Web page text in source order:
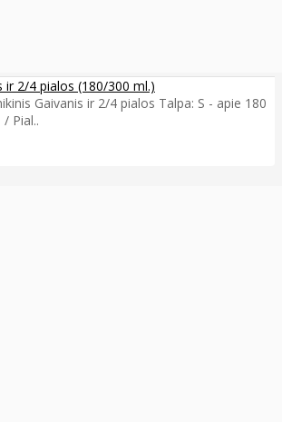
ir 2/4 pialos (180/300 ml.)
Gaivanis ir 2/4 pialos Talpa: S - apie 180
Pial..